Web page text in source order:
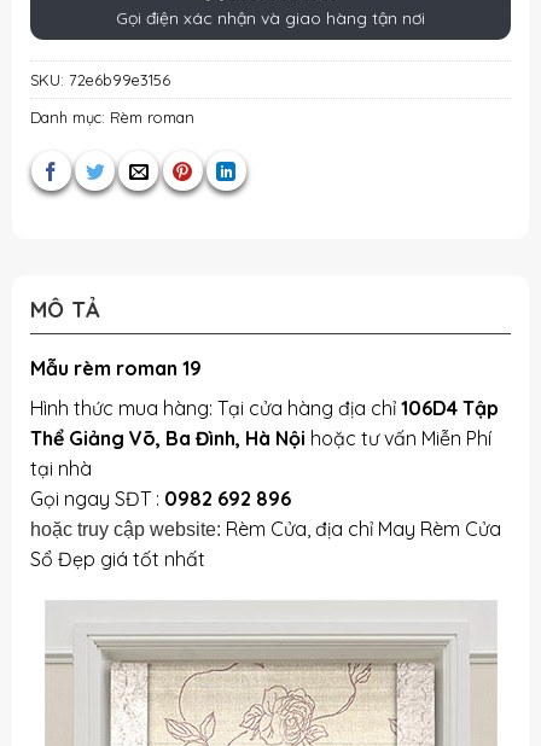
Gọi điện xác nhận và giao hàng tận nơi
SKU: 72e6b99e3156
Danh mục: Rèm roman
MÔ TẢ
Mẫu rèm roman 19
Hình thức mua hàng: Tại cửa hàng địa chỉ 106D4 Tập
Thể Giảng Võ, Ba Đình, Hà Nội hoặc tư vấn Miễn Phí
tại nhà
Gọi ngay SĐT : 0982 692 896
hoặc truy cập website: Rèm Cửa, địa chỉ May Rèm Cửa
Sổ Đẹp giá tốt nhất